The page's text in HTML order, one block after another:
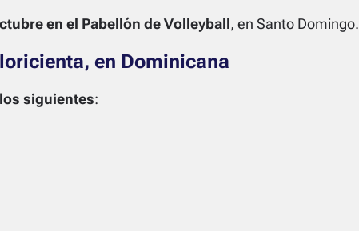
en el Pabellón de Volleyball, en Santo Domingo.
en Dominicana
siguientes: